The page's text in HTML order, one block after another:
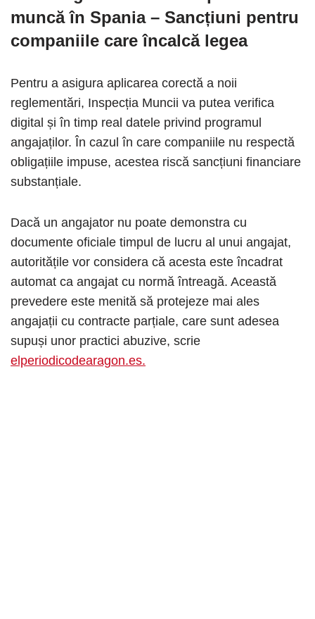
muncă în Spania– Sancțiuni pentru
companiile care încalcă legea
Pentru a asigura aplicarea corectă a noii
reglementări, Inspecția Muncii va putea verifica
digital și în timp real datele privind programul
angajaților. În cazul în care companiile nu respectă
obligațiile impuse, acestea riscă sancțiuni financiare
substanțiale.
Dacă un angajator nu poate demonstra cu
documente oficiale timpul de lucru al unui angajat,
autoritățile vor considera că acesta este încadrat
automat ca angajat cu normă întreagă. Această
prevedere este menită să protejeze mai ales
angajații cu contracte parțiale, care sunt adesea
supuși unor practici abuzive, scrie
elperiodicodearagon.es.